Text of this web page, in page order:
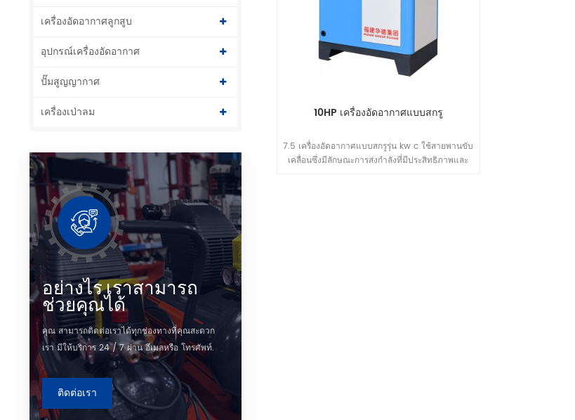
เครื่องอัดอากาศลูกสูบ
อุปกรณ์เครื่องอัดอากาศ
ปั๊มสูญญากาศ
เครื่องเป่าลม
อย่างไร เราสามารถ
ช่วยคุณได้
คุณ สามารถติดต่อเราได้ทุกช่องทางที่คุณสะดวก
เรา มีให้บริการ 24 / 7 ผ่าน อีเมลหรือ โทรศัพท์.
ติดต่อเรา
10HP เครื่องอัดอากาศแบบสกรู
7.5 เครื่องอัดอากาศแบบสกรูรุ่น kw c ใช้สายพานขับ
เคลื่อนซึ่งมีลักษณะการส่งกำลังที่มีประสิทธิภาพและ